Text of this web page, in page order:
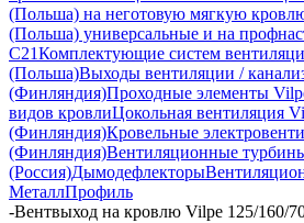
(Польша) на неготовую мягкую
(Польша) универсальные и на
С21Комплектующие систем
(Польша)Выходы вентиляции /
(Финляндия)Проходные элементы
видов кровлиЦокольная вентиляция
(Финляндия)Кровельные
(Финляндия)Вентиляционные
(Россия)Дымодефлекторы
МеталлПрофиль
-Вентвыход на кровлю Vilpe 125/160/